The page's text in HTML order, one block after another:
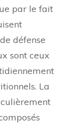
par le fait
défense
sont ceux
La